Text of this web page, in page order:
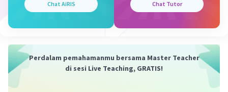
Chat AiRIS Chat Tutor
Perdalam pemahamanmu bersama Master Teacher
di sesi Live Teaching, GRATIS!